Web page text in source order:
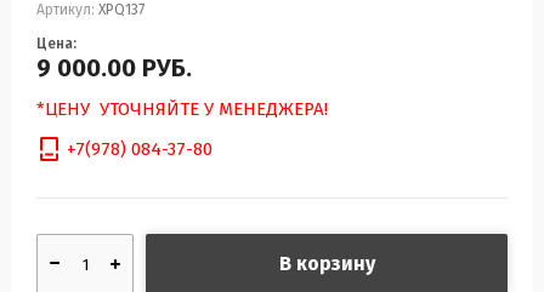
Артикул: XPQ137
Цена:
9 000.00 РУБ.
*ЦЕНУ УТОЧНЯЙТЕ У МЕНЕДЖЕРА!
+7(978) 084-37-80
В корзину